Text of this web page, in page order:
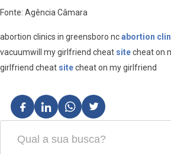
Fonte: Agência Câmara
abortion clinics in greensboro ncabortion
vacuumwill my girlfriend cheat sitecheat on
girlfriend cheat sitecheat on my girlfriend